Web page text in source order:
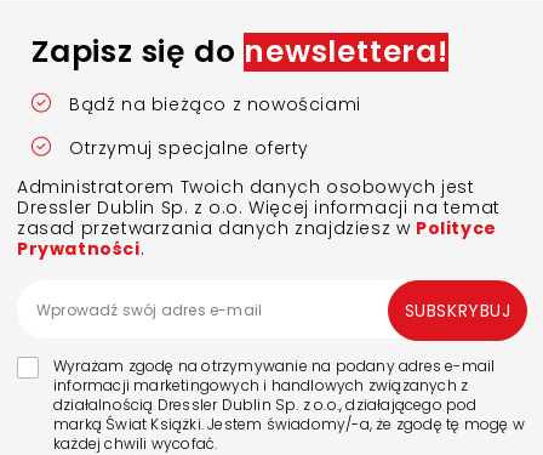
Zapisz się do newslettera!
Bądź na bieżąco z nowościami
Otrzymuj specjalne oferty
Administratorem Twoich danych osobowych jest
Dressler Dublin Sp. z o.o. Więcej informacji na temat
zasad przetwarzania danych znajdziesz w Polityce
Prywatności.
Wyrażam zgodę na otrzymywanie na podany adres e-mail
informacji marketingowych i handlowych związanych z
działalnością Dressler Dublin Sp. z o.o., działającego pod
marką Świat Książki. Jestem świadomy/-a, że zgodę tę mogę w
każdej chwili wycofać.
SUBSKRYBUJ